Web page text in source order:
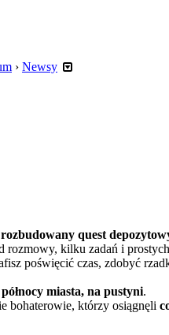
› Newsy
quest
rozmowy, kilku zadań i
poświęcić czas, zdobyć
miasta, na pustyni.
bohaterowie, którzy osiągnęli